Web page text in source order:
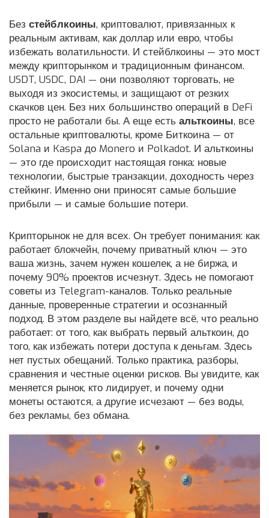
Без стейблкоины, криптовалют, привязанных к
реальным активам, как доллар или евро, чтобы
избежать волатильности. И стейблкоины — это мост
между крипторынком и традиционным финансом.
USDT, USDC, DAI — они позволяют торговать, не
выходя из экосистемы, и защищают от резких
скачков цен. Без них большинство операций в DeFi
просто не работали бы. А еще есть альткоины, все
остальные криптовалюты, кроме Биткоина — от
Solana и Kaspa до Monero и Polkadot. И альткоины
— это где происходит настоящая гонка: новые
технологии, быстрые транзакции, доходность через
стейкинг. Именно они приносят самые большие
прибыли — и самые большие потери.
Крипторынок не для всех. Он требует понимания: как
работает блокчейн, почему приватный ключ — это
ваша жизнь, зачем нужен кошелек, а не биржа, и
почему 90% проектов исчезнут. Здесь не помогают
советы из Telegram-каналов. Только реальные
данные, проверенные стратегии и осознанный
подход. В этом разделе вы найдете всё, что реально
работает: от того, как выбрать первый альткоин, до
того, как избежать потери доступа к деньгам. Здесь
нет пустых обещаний. Только практика, разборы,
сравнения и честные оценки рисков. Вы увидите, как
меняется рынок, кто лидирует, и почему одни
монеты остаются, а другие исчезают — без воды,
без рекламы, без обмана.